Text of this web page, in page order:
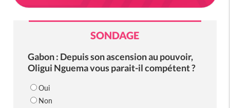
SONDAGE
Gabon : Depuis son ascension au pouvoir,
Oligui Nguema vous parait-il compétent ?
Oui
Non